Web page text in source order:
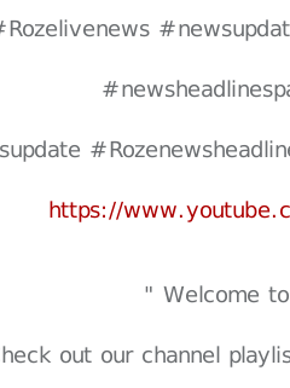
https://
out our channel